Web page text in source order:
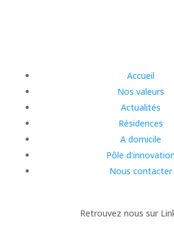
Accueil
Nos valeurs
Actualités
Résidences
A domicile
Pôle d’innovation
Nous contacter
Retrouvez nous sur